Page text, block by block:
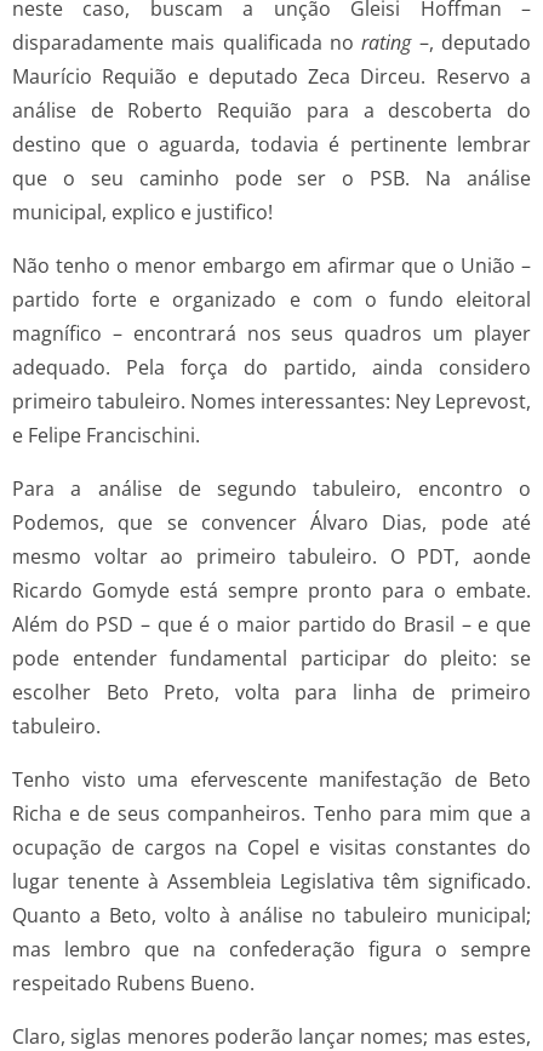
neste caso, buscam a unção Gleisi Hoffman –
disparadamente mais qualificada norating–, deputado
Maurício Requião e deputado Zeca Dirceu. Reservo a
análise de Roberto Requião para a descoberta do
destino que o aguarda, todavia é pertinente lembrar
que o seu caminho pode ser o PSB. Na análise
municipal, explico e justifico!
Não tenho o menor embargo em afirmar que o União –
partido forte e organizado e com o fundo eleitoral
magnífico – encontrará nos seus quadros um player
adequado. Pela força do partido, ainda considero
primeiro tabuleiro. Nomes interessantes: Ney Leprevost,
e Felipe Francischini.
Para a análise de segundo tabuleiro, encontro o
Podemos, que se convencer Álvaro Dias, pode até
mesmo voltar ao primeiro tabuleiro. O PDT, aonde
Ricardo Gomyde está sempre pronto para o embate.
Além do PSD – que é o maior partido do Brasil – e que
pode entender fundamental participar do pleito: se
escolher Beto Preto, volta para linha de primeiro
tabuleiro.
Tenho visto uma efervescente manifestação de Beto
Richa e de seus companheiros. Tenho para mim que a
ocupação de cargos na Copel e visitas constantes do
lugar tenente à Assembleia Legislativa têm significado.
Quanto a Beto, volto à análise no tabuleiro municipal;
mas lembro que na confederação figura o sempre
respeitado Rubens Bueno.
Claro, siglas menores poderão lançar nomes; mas estes,